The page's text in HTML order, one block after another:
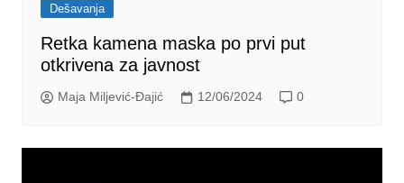
Dešavanja
Retka kamena maska po prvi put
otkrivena za javnost
Maja Miljević-Đajić 12/06/2024 0